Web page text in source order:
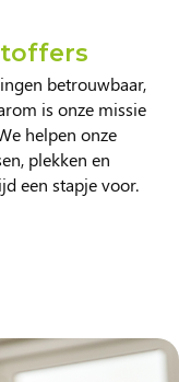
betrouwbaar,
is onze missie
helpen onze
plekken en
een stapje voor.